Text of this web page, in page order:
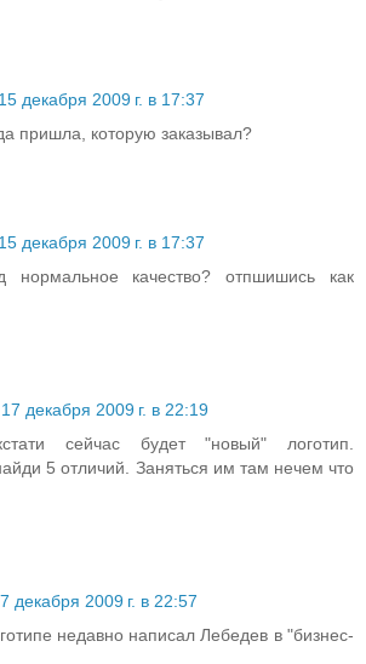
15 декабря 2009 г. в 17:37
пришла, которую заказывал?
15 декабря 2009 г. в 17:37
нормальное качество? отпшишись как
17 декабря 2009 г. в 22:19
сейчас будет "новый" логотип.
5 отличий. Заняться им там нечем что
декабря 2009 г. в 22:57
недавно написал Лебедев в "бизнес-